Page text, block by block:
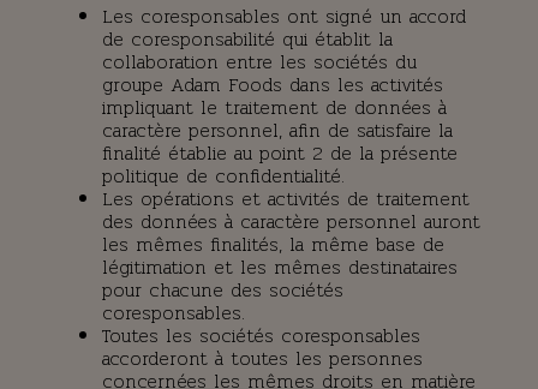
Les coresponsables ont signé un accord
de coresponsabilité qui établit la
collaboration entre les sociétés du
groupe Adam Foods dans les activités
impliquant le traitement de données à
caractère personnel, afin de satisfaire la
finalité établie au point 2 de la présente
politique de confidentialité.
Les opérations et activités de traitement
des données à caractère personnel auront
les mêmes finalités, la même base de
légitimation et les mêmes destinataires
pour chacune des sociétés
coresponsables.
Toutes les sociétés coresponsables
accorderont à toutes les personnes
concernées les mêmes droits en matière